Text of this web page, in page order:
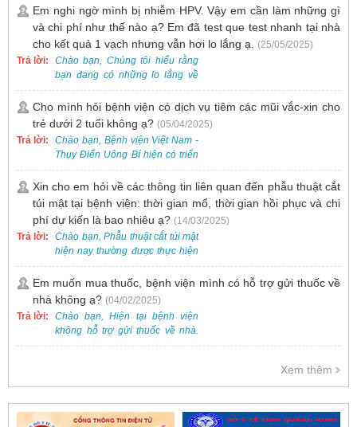
khám và không cần mang theo
thẻ giấy.
Em nghi ngờ mình bị nhiễm HPV. Vậy em cần làm những gì
và chi phí như thế nào ạ? Em đã test que test nhanh tại nhà
cho kết quả 1 vạch nhưng vẫn hơi lo lắng ạ. (25/05/2025)
Trả lời:
Chào bạn, Chúng tôi hiểu rằng
bạn đang có những lo lắng về
nguy cơ nhiễm HPV. Tại Bệnh
viện Việt Nam - Thụy Điển Uông
Bí, chúng tôi cung cấp các dịch
vụ thăm khám và xét nghiệm
chuyên sâu để phát hiện sớm
HPV và tầm soát ung thư cổ tử
Cho mình hỏi bệnh viện có dịch vụ tiêm các mũi vắc-xin cho
trẻ dưới 2 tuổi không ạ? (05/04/2025)
Trả lời:
Chào bạn, Bệnh viện Việt Nam -
Thụy Điển Uông Bí hiện có triển
khai dịch vụ tiêm vắc-xin cho trẻ
dưới 2 tuổi.
Xin cho em hỏi về các thông tin liên quan đến phẫu thuật cắt
túi mật tại bệnh viện: thời gian mổ, thời gian hồi phục và chi
phí dự kiến là bao nhiêu ạ? (14/03/2025)
Trả lời:
Chào bạn, Phẫu thuật cắt túi mật
hiện nay thường được thực hiện
bằng phương pháp nội soi, đây
là một kỹ thuật ít xâm lấn, an toàn
và phổ biến.
Em muốn mua thuốc, bệnh viện mình có hỗ trợ gửi thuốc về
nhà không ạ? (04/02/2025)
Trả lời:
Chào bạn, Hiện tại bệnh viện
không hỗ trợ gửi thuốc về nhà.
Việc cấp phát thuốc tại bệnh viện
trực tiếp.
Xem thêm